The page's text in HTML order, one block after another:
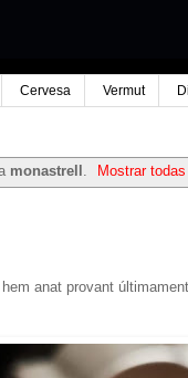
Cervesa Vermut
monastrell . Mostrar
anat provant